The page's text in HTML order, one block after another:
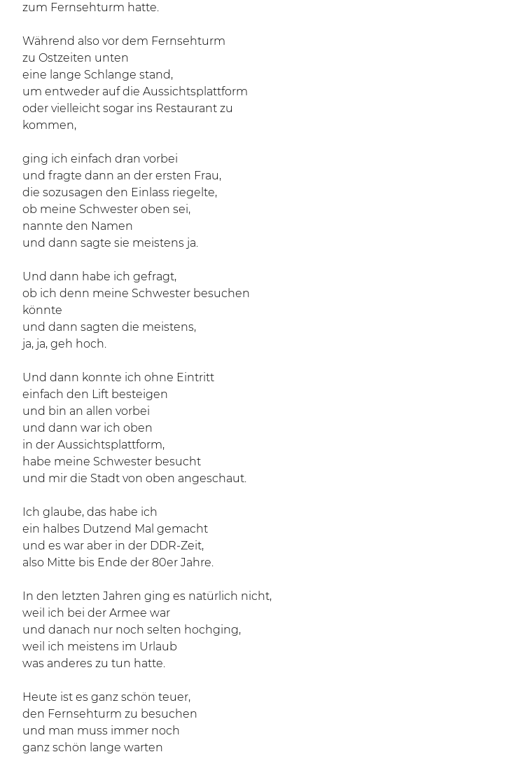
zum Fernsehturm hatte.
Während also vor dem Fernsehturm
zu Ostzeiten unten
eine lange Schlange stand,
um entweder auf die Aussichtsplattform
oder vielleicht sogar ins Restaurant zu
kommen,
ging ich einfach dran vorbei
und fragte dann an der ersten Frau,
die sozusagen den Einlass riegelte,
ob meine Schwester oben sei,
nannte den Namen
und dann sagte sie meistens ja.
Und dann habe ich gefragt,
ob ich denn meine Schwester besuchen
könnte
und dann sagten die meistens,
ja, ja, geh hoch.
Und dann konnte ich ohne Eintritt
einfach den Lift besteigen
und bin an allen vorbei
und dann war ich oben
in der Aussichtsplattform,
habe meine Schwester besucht
und mir die Stadt von oben angeschaut.
Ich glaube, das habe ich
ein halbes Dutzend Mal gemacht
und es war aber in der DDR-Zeit,
also Mitte bis Ende der 80er Jahre.
In den letzten Jahren ging es natürlich nicht,
weil ich bei der Armee war
und danach nur noch selten hochging,
weil ich meistens im Urlaub
was anderes zu tun hatte.
Heute ist es ganz schön teuer,
den Fernsehturm zu besuchen
und man muss immer noch
ganz schön lange warten